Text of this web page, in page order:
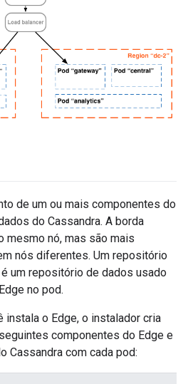
de um ou mais componentes do
do Cassandra. A borda
mesmo nó, mas são mais
nós diferentes. Um repositório
um repositório de dados usado
no pod.
instala o Edge, o instalador cria
componentes do Edge e
Cassandra com cada pod: